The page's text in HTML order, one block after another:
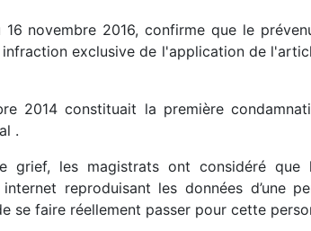
novembre 2016, confirme que le
exclusive de l'application de
2014 constituait la première
.
grief, les magistrats ont considéré que
reproduisant les données d’une
se faire réellement passer pour cette